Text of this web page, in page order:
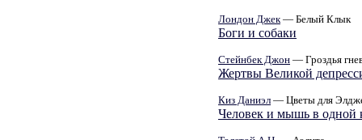
Лондон Джек— Белый Клык
Боги и собаки
Стейнбек Джон — Гроздья
Жертвы Великой
Киз Даниэл — Цветы для
Человек и мышь в одной